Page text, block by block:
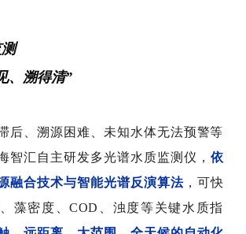
、溯得清”
后、溯源困难、未知水体无法预警等
智汇自主研发多光谱水质监测仪， 依
融合技术与智能光谱反演算法，可快
藻密度、COD、浊度等关键水质指